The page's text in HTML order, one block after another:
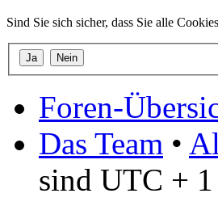
Sind Sie sich sicher, dass Sie alle
Foren-
Das Team •
sind UTC +